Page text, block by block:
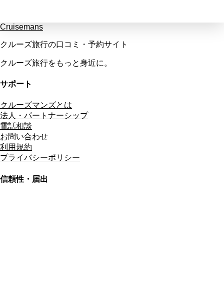
Cruisemans
クルーズ旅行の口コミ・予約サイト
クルーズ旅行をもっと身近に。
サポート
クルーズマンズとは
法人・パートナーシップ
電話相談
お問い合わせ
利用規約
プライバシーポリシー
信頼性・届出